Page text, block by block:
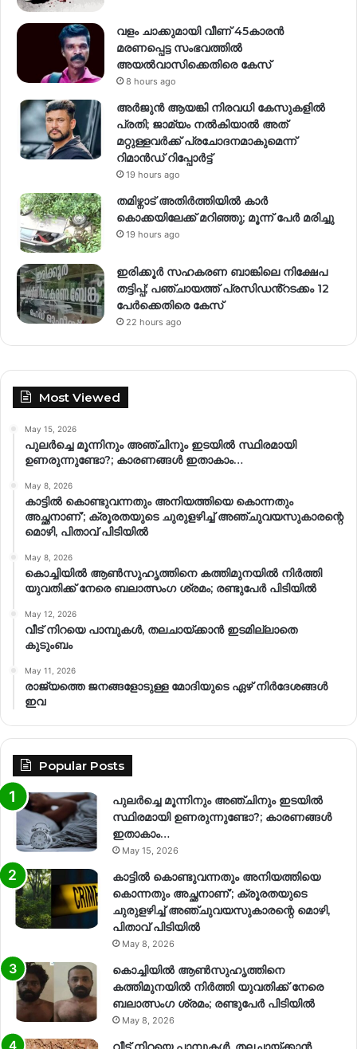
വളം ചാക്കുമായി വീണ് 45കാരൻ
മരണപ്പെട്ട സംഭവത്തിൽ
അയൽവാസിക്കെതിരെ കേസ്
8 hours ago
അര്‍ജുന്‍ ആയങ്കി നിരവധി കേസുകളില്‍
പ്രതി; ജാമ്യം നല്‍കിയാല്‍ അത്
മറ്റുള്ളവര്‍ക്ക് പ്രചോദനമാകുമെന്ന്
റിമാന്‍ഡ് റിപ്പോര്‍ട്ട്
19 hours ago
തമിഴ്നാട് അതിർത്തിയിൽ കാർ
കൊക്കയിലേക്ക് മറിഞ്ഞു; മൂന്ന് പേർ മരിച്ചു
19 hours ago
ഇരിക്കൂർ സഹകരണ ബാങ്കിലെ നിക്ഷേപ
തട്ടിപ്പ്; പഞ്ചായത്ത് പ്രസിഡൻ്റടക്കം 12
പേർക്കെതിരെ കേസ്
22 hours ago
Most Viewed
May 15, 2026
പുലർച്ചെ മൂന്നിനും അഞ്ചിനും ഇടയിൽ സ്ഥിരമായി
ഉണരുന്നുണ്ടോ?; കാരണങ്ങള്‍ ഇതാകാം…
May 8, 2026
കാട്ടിൽ കൊണ്ടുവന്നതും അനിയത്തിയെ കൊന്നതും
അച്ഛനാണ്’; ക്രൂരതയുടെ ചുരുളഴിച്ച് അഞ്ചുവയസുകാരന്റെ
മൊഴി, പിതാവ് പിടിയിൽ
May 8, 2026
കൊച്ചിയിൽ ആൺസുഹൃത്തിനെ കത്തിമുനയിൽ നിർത്തി
യുവതിക്ക് നേരെ ബലാത്സംഗ​ ശ്രമം; രണ്ടുപേർ പിടിയിൽ
May 12, 2026
വീട് നിറയെ പാമ്പുകൾ, തലചായ്ക്കാൻ ഇടമില്ലാതെ
കുടുംബം
May 11, 2026
രാജ്യത്തെ ജനങ്ങളോടുള്ള മോദിയുടെ ഏഴ് നിര്‍ദേശങ്ങള്‍
ഇവ
Popular Posts
പുലർച്ചെ മൂന്നിനും അഞ്ചിനും ഇടയിൽ
സ്ഥിരമായി ഉണരുന്നുണ്ടോ?; കാരണങ്ങള്‍
ഇതാകാം…
May 15, 2026
കാട്ടിൽ കൊണ്ടുവന്നതും അനിയത്തിയെ
കൊന്നതും അച്ഛനാണ്’; ക്രൂരതയുടെ
ചുരുളഴിച്ച് അഞ്ചുവയസുകാരന്റെ മൊഴി,
പിതാവ് പിടിയിൽ
May 8, 2026
കൊച്ചിയിൽ ആൺസുഹൃത്തിനെ
കത്തിമുനയിൽ നിർത്തി യുവതിക്ക് നേരെ
ബലാത്സംഗ​ ശ്രമം; രണ്ടുപേർ പിടിയിൽ
May 8, 2026